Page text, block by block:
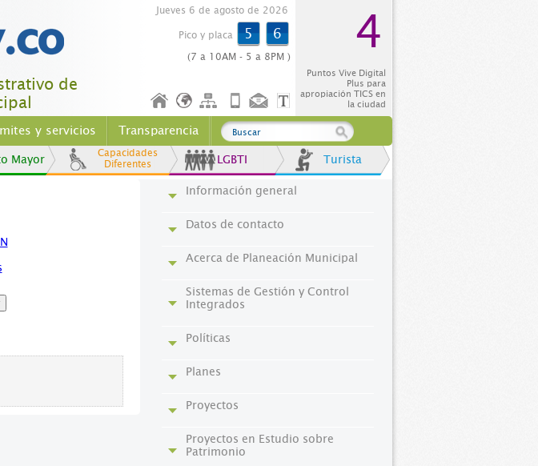
de
Jueves 6 de agosto de 2026
Pico y placa 5 6
(7 a 10AM - 5 a 8PM ) 4
Puntos Vive Digital
Plus para
apropiación TICS en
la ciudad
y servicios Transparencia
Mayor
Capacidades
Diferentes
LGBTI Turista
N
Información general
Datos de contacto
Acerca de Planeación Municipal
Sistemas de Gestión y Control
Integrados
Políticas
Planes
Proyectos
Proyectos en Estudio sobre
Patrimonio